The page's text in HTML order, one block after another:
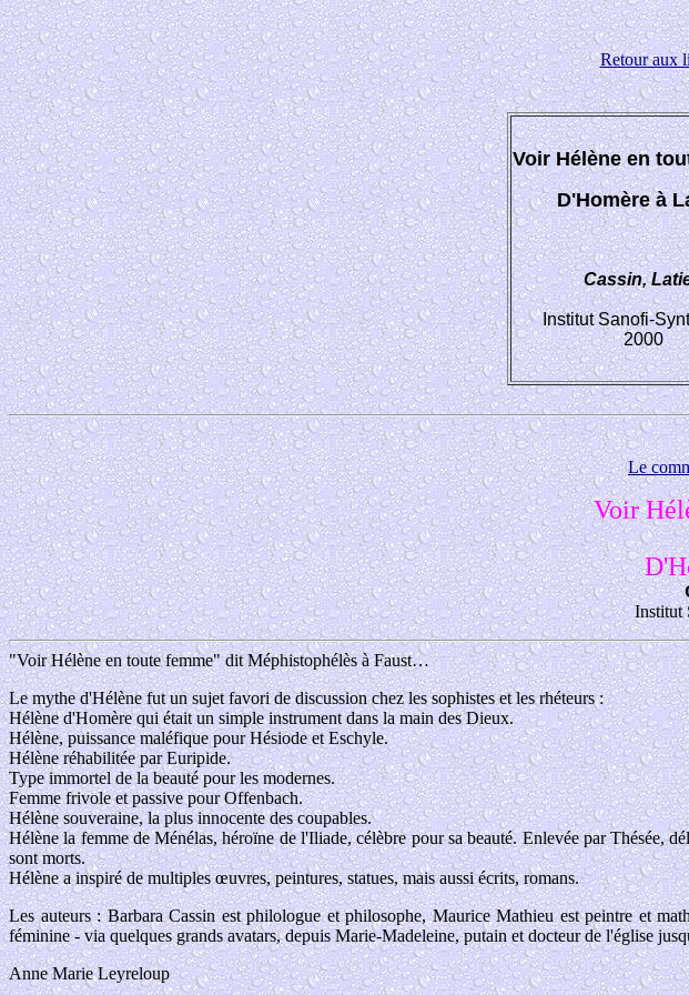
Retour aux
Voir Hélène en
D'Homère à
Cassin,
Institut Sanofi-
2000
Le
Voir
Institut
"Voir Hélène en toute femme" dit Méphistophélès à Faust…
Le mythe d'Hélène fut un sujet favori de discussion chez les sophistes et les rhéteurs :
Hélène d'Homère qui était un simple instrument dans la main des Dieux.
Hélène, puissance maléfique pour Hésiode et Eschyle.
Hélène réhabilitée par Euripide.
Type immortel de la beauté pour les modernes.
Femme frivole et passive pour Offenbach.
Hélène souveraine, la plus innocente des coupables.
Hélène la femme de Ménélas, héroïne de l'Iliade, célèbre pour sa beauté. Enlevée par Thésée,
sont morts.
Hélène a inspiré de multiples œuvres, peintures, statues, mais aussi écrits, romans.
Les auteurs : Barbara Cassin est philologue et philosophe, Maurice Mathieu est peintre et
féminine - via quelques grands avatars, depuis Marie-Madeleine, putain et docteur de l'église
Anne Marie Leyreloup